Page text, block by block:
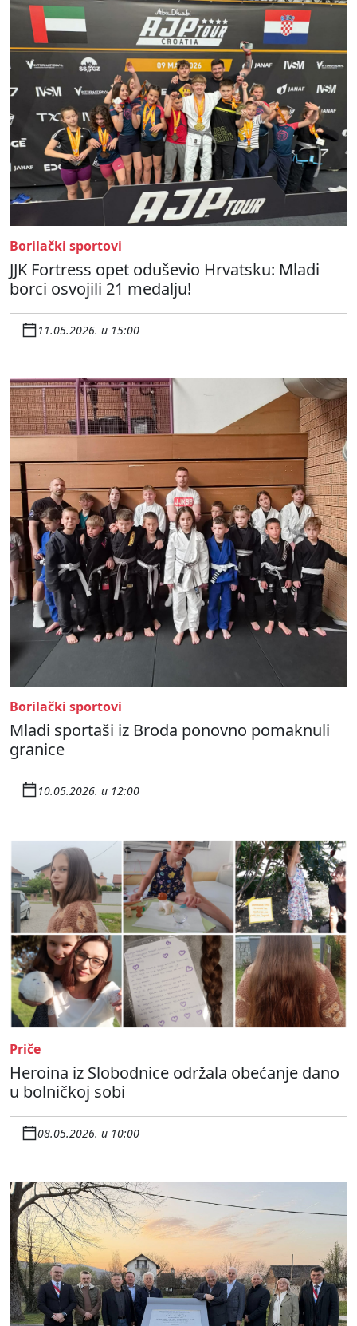
Borilački sportovi
JJK Fortress opet oduševio Hrvatsku: Mladi
borci osvojili 21 medalju!
11.05.2026. u 15:00
Borilački sportovi
Mladi sportaši iz Broda ponovno pomaknuli
granice
10.05.2026. u 12:00
Priče
Heroina iz Slobodnice održala obećanje dano
u bolničkoj sobi
08.05.2026. u 10:00